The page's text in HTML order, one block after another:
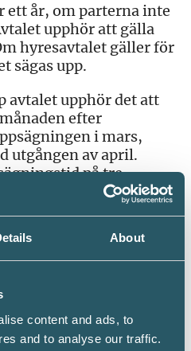
About
content and ads, to
and to analyse our traffic.
ett år, om parterna inte
upphör att gälla
hyresavtalet gäller för
sägas upp.
avtalet upphör det att
efter
i mars,
utgången av april.
på tre
avtalats om en längre
rätt att ensidigt
av avtalet.
tillfälliga och
situation kan